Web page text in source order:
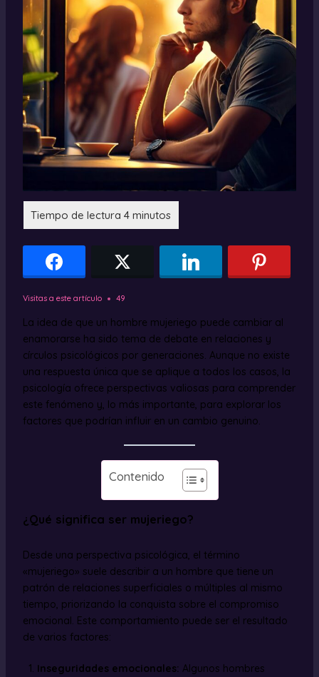
Visitas a este artículo 49
La idea de que un hombre mujeriego puede cambiar al
enamorarse ha sido tema de debate en relaciones y
círculos psicológicos por generaciones. Aunque no existe
una respuesta única que se aplique a todos los casos, la
psicología ofrece perspectivas valiosas para comprender
este fenómeno y, lo más importante, para explorar los
factores que podrían influir en un cambio genuino.
Contenido
¿Qué significa ser mujeriego?
Desde una perspectiva psicológica, el término
«mujeriego» suele describir a un hombre que tiene un
patrón de relaciones superficiales o múltiples al mismo
tiempo, priorizando la conquista sobre el compromiso
emocional. Este comportamiento puede ser el resultado
de varios factores:
Inseguridades emocionales: Algunos hombres